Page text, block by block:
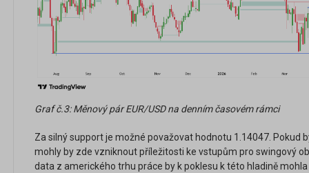
Graf č.3: Měnový pár EUR/USD na denním časovém rámci
Za silný support je možné považovat hodnotu 1.14047. Pokud
mohly by zde vzniknout příležitosti ke vstupům pro swingový
data z amerického trhu práce by k poklesu k této hladině